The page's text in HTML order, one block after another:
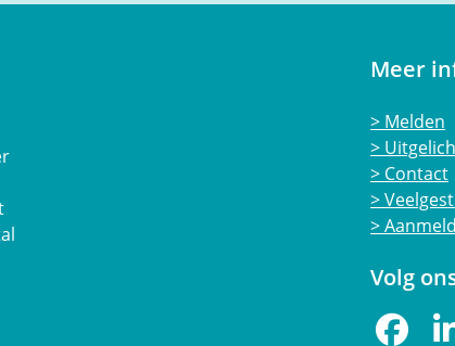
Meer
Melden
Contact
Volg